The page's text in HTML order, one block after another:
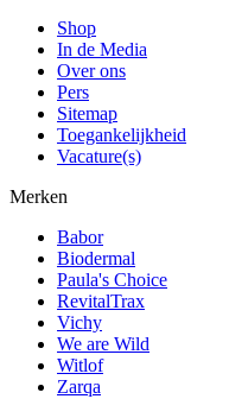
Shop
In de Media
Over ons
Pers
Sitemap
Toegankelijkheid
Vacature(s)
Merken
Babor
Biodermal
Paula's Choice
RevitalTrax
Vichy
We are Wild
Witlof
Zarqa